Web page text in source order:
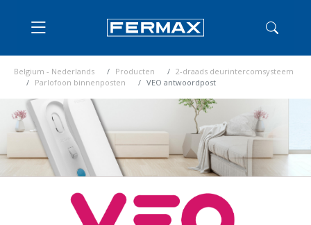
Belgium - Nederlands Producten
2-draads deurintercomsysteem
Parlofoon binnenposten
VEO antwoordpost